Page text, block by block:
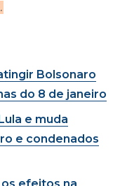
Bolsonaro
do 8 de janeiro
e muda
e condenados